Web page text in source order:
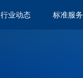
行业动态 标准服务